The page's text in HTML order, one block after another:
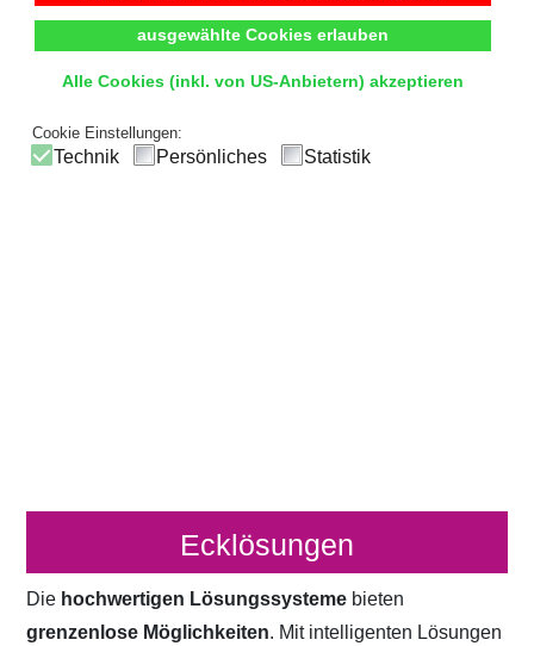
ausgewählte Cookies erlauben
Alle Cookies (inkl. von US-Anbietern) akzeptieren
Cookie Einstellungen:
Technik Persönliches Statistik
Ecklösungen
Die hochwertigen Lösungssysteme bieten
grenzenlose Möglichkeiten. Mit intelligenten Lösungen